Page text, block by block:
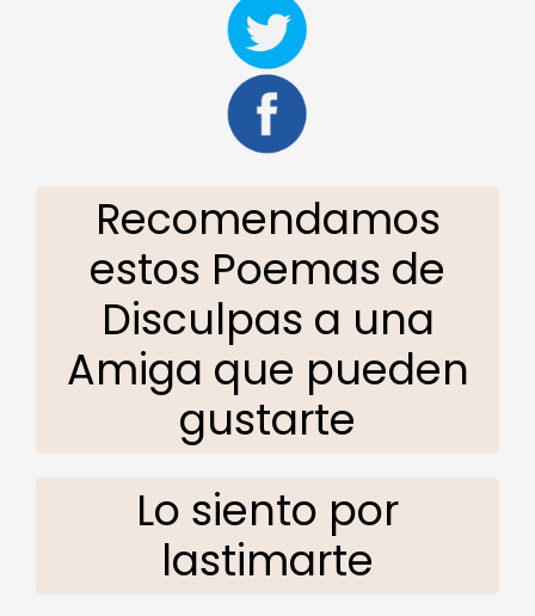
Recomendamos
estos Poemas de
Disculpas a una
Amiga que pueden
gustarte
Lo siento por
lastimarte